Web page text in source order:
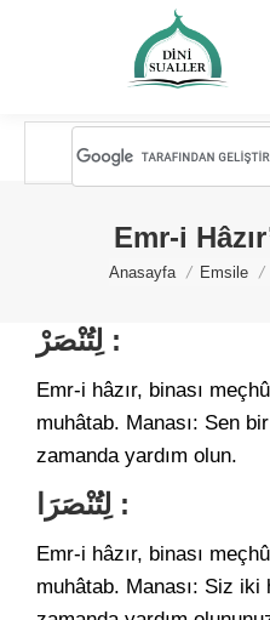
Emr-i
You are here:
Anasayfa Emsile
لِتُنْصَرْ :
Emr-i hâzır, binası
muhâtab. Manası: Sen
zamanda yardım olun.
لِتُنْصَرَا :
Emr-i hâzır, binası
muhâtab. Manası: Siz iki